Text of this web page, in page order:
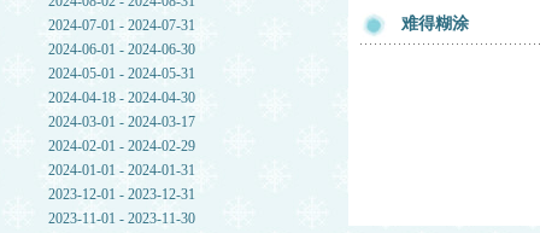
2024-07-01 - 2024-07-31
2024-06-01 - 2024-06-30
2024-05-01 - 2024-05-31
2024-04-18 - 2024-04-30
2024-03-01 - 2024-03-17
2024-02-01 - 2024-02-29
2024-01-01 - 2024-01-31
2023-12-01 - 2023-12-31
2023-11-01 - 2023-11-30
难得糊涂